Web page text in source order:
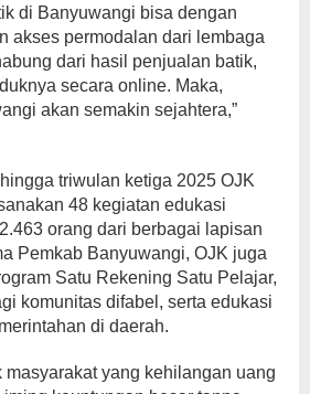
di Banyuwangi bisa dengan
akses permodalan dari lembaga
dari hasil penjualan batik,
secara online. Maka,
akan semakin sejahtera,”
triwulan ketiga 2025 OJK
48 kegiatan edukasi
orang dari berbagai lapisan
Pemkab Banyuwangi, OJK juga
Satu Rekening Satu Pelajar,
komunitas difabel, serta edukasi
di daerah.
masyarakat yang kehilangan uang